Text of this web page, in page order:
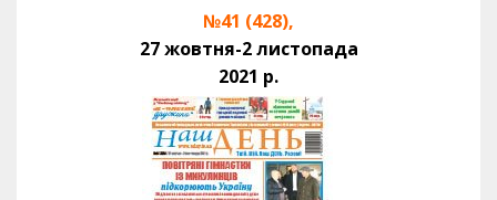
№41 (428),
27 жовтня-2 листопада
2021 р.